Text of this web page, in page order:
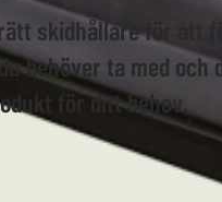
skidhållare för att
behöver ta med
för ditt behov.